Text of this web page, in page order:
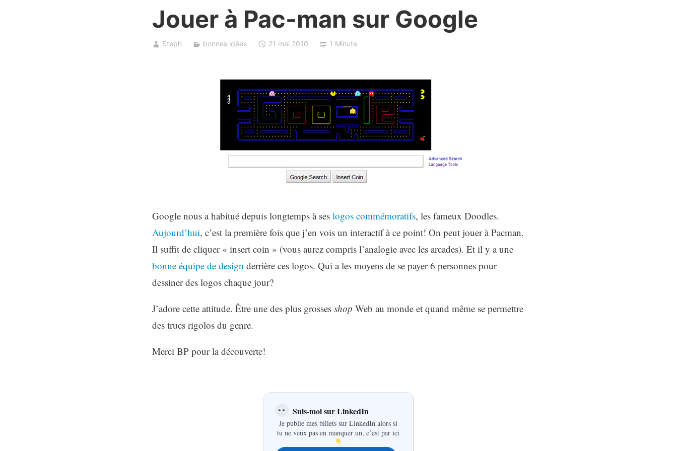
Jouer à Pac-man sur Google
Steph bonnes idées 21 mai 2010 1 Minute
Google nous a habitué depuis longtemps à ses logos commémoratifs, les fameux Doodles.
Aujourd’hui, c’est la première fois que j’en vois un interactif à ce point! On peut jouer à Pacman.
Il suffit de cliquer « insert coin » (vous aurez compris l’analogie avec les arcades). Et il y a une
bonne équipe de design derrière ces logos. Qui a les moyens de se payer 6 personnes pour
dessiner des logos chaque jour?
J’adore cette attitude. Être une des plus grosses shop Web au monde et quand même se permettre
des trucs rigolos du genre.
Merci BP pour la découverte!
Suis-moi sur LinkedIn
Je publie mes billets sur LinkedIn alors si
tu ne veux pas en manquer un, c’est par ici